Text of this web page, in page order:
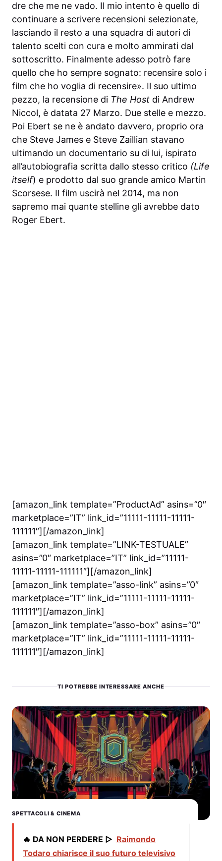
dre che me ne vado. Il mio intento è quello di
continuare a scrivere recensioni selezionate,
lasciando il resto a una squadra di autori di
talento scelti con cura e molto ammirati dal
sottoscritto. Finalmente adesso potrò fare
quello che ho sempre sognato: recensire solo i
film che ho voglia di recensire». Il suo ultimo
pezzo, la recensione di The Host di Andrew
Niccol, è datata 27 Marzo. Due stelle e mezzo.
Poi Ebert se ne è andato davvero, proprio ora
che Steve James e Steve Zaillian stavano
ultimando un documentario su di lui, ispirato
all’autobiografia scritta dallo stesso critico (Life
itself) e prodotto dal suo grande amico Martin
Scorsese. Il film uscirà nel 2014, ma non
sapremo mai quante stelline gli avrebbe dato
Roger Ebert.
[amazon_link template=”ProductAd” asins=”0″
marketplace=”IT” link_id=”11111-11111-11111-
111111″][/amazon_link]
[amazon_link template=”LINK-TESTUALE”
asins=”0″ marketplace=”IT” link_id=”11111-
11111-11111-111111″][/amazon_link]
[amazon_link template=”asso-link” asins=”0″
marketplace=”IT” link_id=”11111-11111-11111-
111111″][/amazon_link]
[amazon_link template=”asso-box” asins=”0″
marketplace=”IT” link_id=”11111-11111-11111-
111111″][/amazon_link]
TI POTREBBE INTERESSARE ANCHE
SPETTACOLI & CINEMA
🔥 DA NON PERDERE ▷ Raimondo
Todaro chiarisce il suo futuro televisivo